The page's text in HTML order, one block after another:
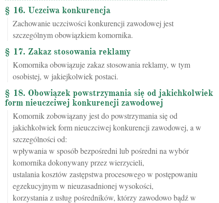
§ 16. Uczciwa konkurencja
Zachowanie uczciwości konkurencji zawodowej jest
szczególnym obowiązkiem komornika.
§ 17. Zakaz stosowania reklamy
Komornika obowiązuje zakaz stosowania reklamy, w tym
osobistej, w jakiejkolwiek postaci.
§ 18. Obowiązek powstrzymania się od jakichkolwiek
form nieuczciwej konkurencji zawodowej
Komornik zobowiązany jest do powstrzymania się od
jakichkolwiek form nieuczciwej konkurencji zawodowej, a w
szczególności od:
wpływania w sposób bezpośredni lub pośredni na wybór
komornika dokonywany przez wierzycieli,
ustalania kosztów zastępstwa procesowego w postępowaniu
egzekucyjnym w nieuzasadnionej wysokości,
korzystania z usług pośredników, którzy zawodowo bądź w